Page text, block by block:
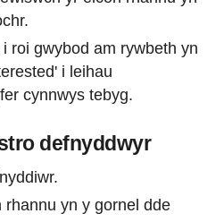
roi gwybod am rywbeth yn
i leihau
cynnwys tebyg.
defnyddwyr
rhannu yn y gornel dde